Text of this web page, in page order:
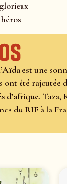
est une
été rajoutée
d’afrique. Taza,
du RIF à la